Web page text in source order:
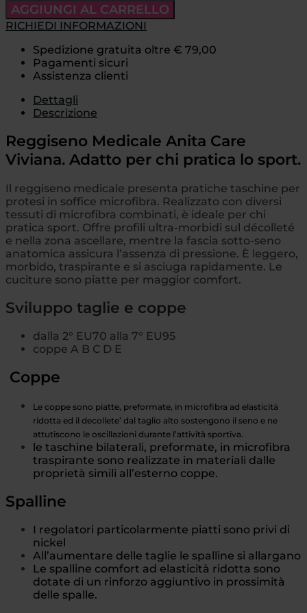
AGGIUNGI AL CARRELLO
RICHIEDI INFORMAZIONI
Spedizione gratuita oltre € 79,00
Pagamenti sicuri
Assistenza clienti
Dettagli
Descrizione
Reggiseno Medicale Anita Care
Viviana. Adatto per chi pratica lo sport.
Il reggiseno medicale presenta pratiche taschine per
protesi in soffice microfibra. Realizzato con diversi
tessuti di microfibra combinati, è ideale per chi
pratica sport. Offre profili ultra-morbidi sul décolleté
e nella zona ascellare, mentre la fascia sotto-seno
anatomica assicura l’assenza di pressione. È leggero,
morbido, traspirante e si asciuga rapidamente. Le
cuciture sono piatte per maggior comfort.
Sviluppo taglie e coppe
dalla 2° EU70 alla 7° EU95
coppe A B C D E
Coppe
Le coppe sono piatte, preformate, in microfibra ad elasticità
ridotta ed il decollete’ dal taglio alto sostengono il seno e ne
attutiscono le oscillazioni durante l’attività sportiva.
le taschine bilaterali, preformate, in microfibra
traspirante sono realizzate in materiali dalle
proprietà simili all’esterno coppe.
Spalline
I regolatori particolarmente piatti sono privi di
nickel
All’aumentare delle taglie le spalline si allargano
Le spalline comfort ad elasticità ridotta sono
dotate di un rinforzo aggiuntivo in prossimità
delle spalle.